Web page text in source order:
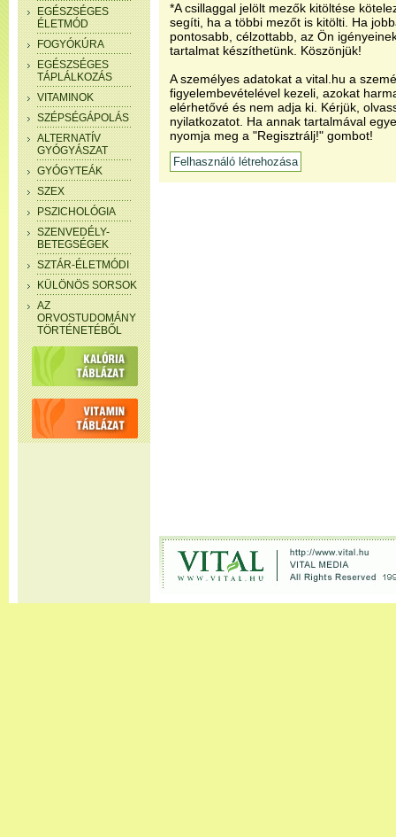
EGÉSZSÉGES
ÉLETMÓD
FOGYÓKÚRA
EGÉSZSÉGES
TÁPLÁLKOZÁS
VITAMINOK
SZÉPSÉGÁPOLÁS
ALTERNATÍV
GYÓGYÁSZAT
GYÓGYTEÁK
SZEX
PSZICHOLÓGIA
SZENVEDÉLY-
BETEGSÉGEK
SZTÁR-ÉLETMÓDI
KÜLÖNÖS SORSOK
AZ
ORVOSTUDOMÁNY
TÖRTÉNETÉBŐL
*A csillaggal jelölt mezők kitöltése
segíti, ha a többi mezőt is kitölti. Ha
pontosabb, célzottabb, az Ön
tartalmat készíthetünk. Köszönjük!
A személyes adatokat a vital.hu a
figyelembevételével kezeli, azokat
elérhetővé és nem adja ki. Kérjük,
nyilatkozatot. Ha annak tartalmával
nyomja meg a "Regisztrálj!" gombot!